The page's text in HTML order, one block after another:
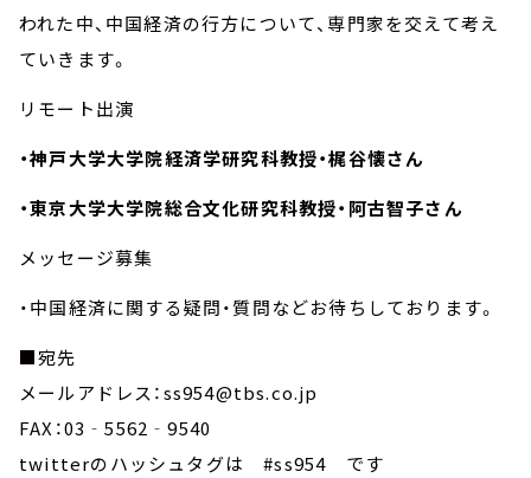
われた中、中国経済の行方について、専門家を交えて考え
ていきます。
リモート出演
・神戸大学大学院経済学研究科教授・梶谷懐さん
・東京大学大学院総合文化研究科教授・阿古智子さん
メッセージ募集
・中国経済に関する疑問・質問などお待ちしております。
■宛先
メールアドレス：ss954@tbs.co.jp
FAX：03‐5562‐9540
twitterのハッシュタグは #ss954 です